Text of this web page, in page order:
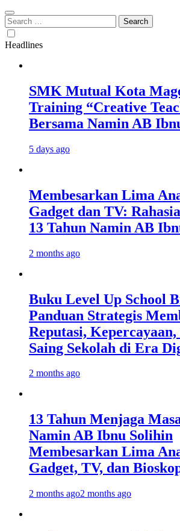
Search
for:
Headlines
SMK Mutual Kota
Training “Creative
Bersama Namin AB
5 days ago
Membesarkan Lima
Gadget dan TV:
13 Tahun Namin AB
2 months ago
Buku Level Up School
Panduan Strategis
Reputasi, Kepercayaan,
Saing Sekolah di Era
2 months ago
13 Tahun Menjaga
Namin AB Ibnu Solihin
Membesarkan Lima
Gadget, TV, dan
2 months ago2 months ago